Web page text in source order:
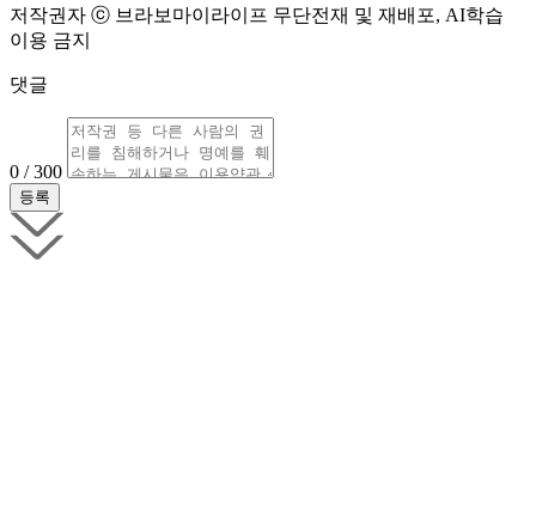
저작권자 ⓒ 브라보마이라이프 무단전재 및 재배포, AI학습
이용 금지
댓글
0 / 300